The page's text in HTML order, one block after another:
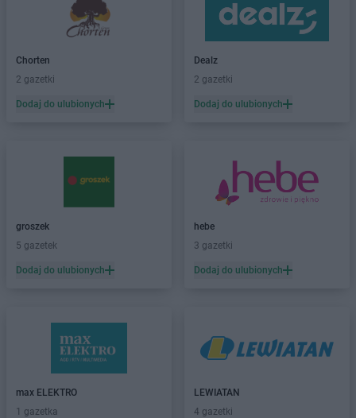
Radom
OBI Rzeszów
OBI Sochaczew
Wałbrzych
OBI
Warszawa
OBI Wrocław
Zabrze
Chorten
2 gazetki
Dodaj do ulubionych
Dealz
2 gazetki
Dodaj do ulubionych
groszek
5 gazetek
Dodaj do ulubionych
hebe
3 gazetki
Dodaj do ulubionych
max ELEKTRO
1 gazetka
LEWIATAN
4 gazetki